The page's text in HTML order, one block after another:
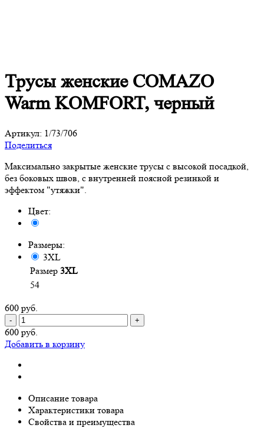
Трусы женcкие COMAZO
Warm KOMFORT, черный
Артикул: 1/73/706
Поделиться
Максимально закрытые женские трусы с высокой посадкой,
без боковых швов, с внутренней поясной резинкой и
эффектом "утяжки".
Цвет:
Размеры:
3XL
Размер 3XL
54
600 руб.
- +
600 руб.
Добавить в корзину
Описание товара
Характеристики товара
Свойства и преимущества